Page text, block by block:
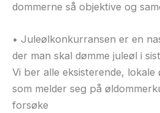
dommerne så objektive og
• Juleølkonkurransen er en
der man skal dømme juleøl i
Vi ber alle eksisterende, lokale
som melder seg på
forsøke